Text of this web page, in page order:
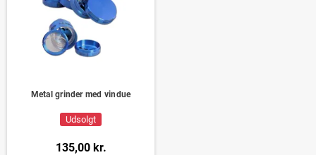
Metal grinder med vindue
Udsolgt
135,00 kr.